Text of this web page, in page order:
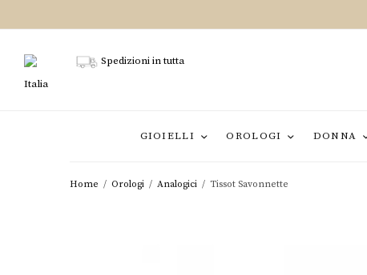
Spedizioni in tutta
Italia
GIOIELLI OROLOGI DONNA
Home / Orologi / Analogici / Tissot Savonnette